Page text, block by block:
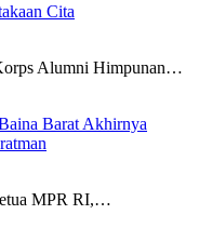
Cita
Alumni Himpunan…
Barat Akhirnya
MPR RI,…